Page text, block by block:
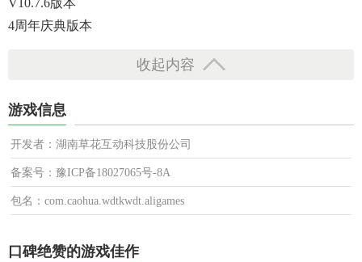
V10.7.6版本
4周年庆典版本
收起内容
游戏信息
开发者：湖南草花互动科技股份公司
备案号：豫ICP备18027065号-8A
包名：com.caohua.wdtkwdt.aligames
口碑绝赞的游戏佳作